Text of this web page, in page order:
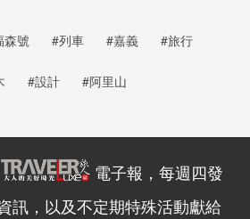
森號 #列車 #嘉義 #旅行
#設計 #阿里山
電子報，每週四發
訊，以及不定期特殊活動獻給